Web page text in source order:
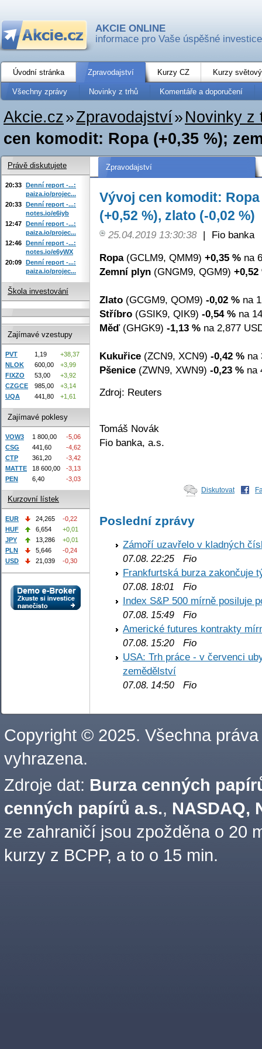
AKCIE ONLINE
informace pro Vaše úspěšné investice
Úvodní stránka Zpravodajství Kurzy CZ Kurzy
Všechny zprávy Novinky z trhů Komentáře a doporučení
Akcie.cz»Zpravodajství» Novinky z
cen komodit: Ropa (+0,35 %);
Zpravodajství
Vývoj cen komodit:
(+0,52 %), zlato (-0,02 %)
25.04.2019 13:30:38 |
Fio banka
Ropa(GCLM9, QMM9) +0,35 % na
Zemní plyn (GNGM9, QGM9) +0,52
Zlato (GCGM9, QOM9) -0,02 % na
Stříbro (GSIK9, QIK9) -0,54 % na
Měď(GHGK9) -1,13 % na 2,877
Kukuřice (ZCN9, XCN9) -0,42 % na
Pšenice (ZWN9, XWN9) -0,23 % na
Zdroj: Reuters
Tomáš Novák
Fio banka, a.s.
Diskutovat
Poslední zprávy
Zámoří uzavřelo v kladných
07.08. 22:25 Fio
Frankfurtská burza zakončuje
07.08. 18:01
Fio
Index S&P 500 mírně posiluje
07.08. 15:49 Fio
Americké futures kontrakty
07.08. 15:20 Fio
USA: Trh práce - v červenci
zemědělství
07.08. 14:50 Fio
Právě diskutujete
20:33 Denní report -...:
paiza.io/projec...
20:33 Denní report -...:
notes.io/e6iyb
12:47 Denní report -...:
paiza.io/projec...
12:46 Denní report -...:
notes.io/e6yWX
20:09 Denní report -...:
paiza.io/projec...
Škola investování
Zajímavé vzestupy
PVT 1,19
+38,37
NLOK
600,00
+3,99
FIXZO
53,00
+3,92
CZGCE
985,00
+3,14
UQA
441,80 +1,61
Zajímavé poklesy
VOW3 1 800,00
-5,06
CSG
441,60
-4,62
CTP
361,20
-3,42
MATTE
18 600,00
-3,13
PEN
6,40 -3,03
Kurzovní lístek
EUR 24,265
-0,22
HUF
6,654
+0,01
JPY
13,286
+0,01
PLN
5,646
-0,24
USD
21,039 -0,30
Copyright © 2025. Všechna práva
vyhrazena.
Zdroje dat: Burza cenných
cenných papírů a.s., NASDAQ,
ze zahraničí jsou zpožděna o 20
kurzy z BCPP, a to o 15 min.